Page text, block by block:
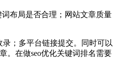
布局是否合理；网站文章质量
；多平台链接提交。同时可以
。在做seo优化关键词排名需要